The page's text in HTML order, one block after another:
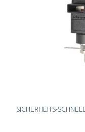
SICHERHEITS-